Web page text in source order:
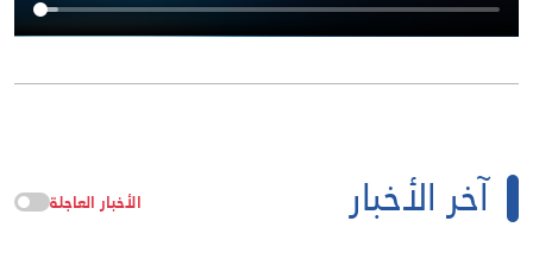
آخر الأخبار الأخبار العاجلة